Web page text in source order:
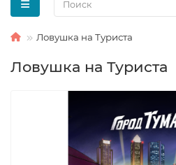
Ловушка на Туриста
Ловушка на Туриста